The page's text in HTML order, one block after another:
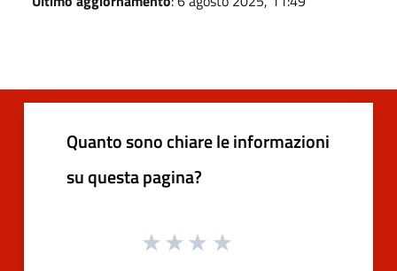
Quanto sono chiare le informazioni
su questa pagina?